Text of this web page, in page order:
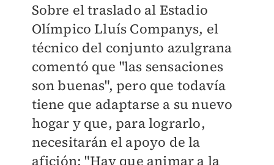
Sobre el traslado al Estadio
Olímpico Lluís Companys, el
técnico del conjunto azulgrana
comentó que "las sensaciones
son buenas", pero que todavía
tiene que adaptarse a su nuevo
hogar y que, para lograrlo,
necesitarán el apoyo de la
afición: "Hay que animar a la